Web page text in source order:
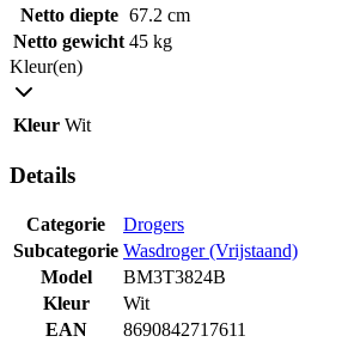
Netto diepte 67.2 cm
Netto gewicht 45 kg
Kleur(en)
Kleur Wit
Details
Categorie
Drogers
Subcategorie Wasdroger (Vrijstaand)
Model
BM3T3824B
Kleur
Wit
EAN
8690842717611